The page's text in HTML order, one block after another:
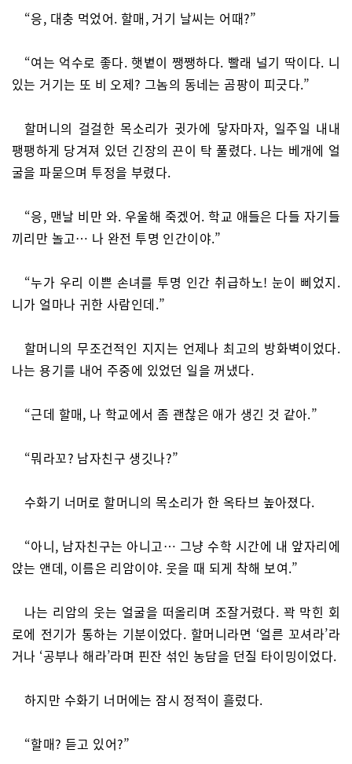
“응, 대충 먹었어. 할매, 거기 날씨는 어때?”
“여는 억수로 좋다. 햇볕이 쨍쨍하다. 빨래 널기 딱이다. 니
있는 거기는 또 비 오제? 그놈의 동네는 곰팡이 피긋다.”
할머니의 걸걸한 목소리가 귓가에 닿자마자, 일주일 내내
팽팽하게 당겨져 있던 긴장의 끈이 탁 풀렸다. 나는 베개에 얼
굴을 파묻으며 투정을 부렸다.
“응, 맨날 비만 와. 우울해 죽겠어. 학교 애들은 다들 자기들
끼리만 놀고… 나 완전 투명 인간이야.”
“누가 우리 이쁜 손녀를 투명 인간 취급하노! 눈이 삐었지.
니가 얼마나 귀한 사람인데.”
할머니의 무조건적인 지지는 언제나 최고의 방화벽이었다.
나는 용기를 내어 주중에 있었던 일을 꺼냈다.
“근데 할매, 나 학교에서 좀 괜찮은 애가 생긴 것 같아.”
“뭐라꼬? 남자친구 생깃나?”
수화기 너머로 할머니의 목소리가 한 옥타브 높아졌다.
“아니, 남자친구는 아니고… 그냥 수학 시간에 내 앞자리에
앉는 앤데, 이름은 리암이야. 웃을 때 되게 착해 보여.”
나는 리암의 웃는 얼굴을 떠올리며 조잘거렸다. 꽉 막힌 회
로에 전기가 통하는 기분이었다. 할머니라면 ‘얼른 꼬셔라’라
거나 ‘공부나 해라’라며 핀잔 섞인 농담을 던질 타이밍이었다.
하지만 수화기 너머에는 잠시 정적이 흘렀다.
“할매? 듣고 있어?”